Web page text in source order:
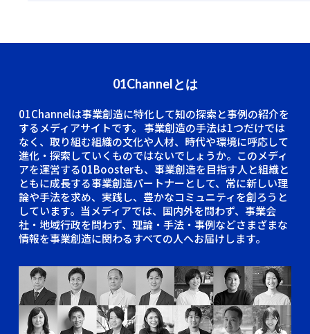
01Channelとは
01Channelは事業創造に特化して知の探索と事例の紹介を
するメディアサイトです。 事業創造の手法は1つだけでは
なく、取り組む組織の文化や人材、時代や環境に呼応して
進化・探索していくものではないでしょうか。このメディ
アを運営する01Boosterも、事業創造を目指す人と組織と
ともに成長する事業創造パートナーとして、常に新しい理
論や手法を求め、実践し、豊かなコミュニティを創ろうと
しています。当メディアでは、国内外を問わず、事業会
社・地域行政を問わず、理論・手法・事例などさまざまな
情報を事業創造に関わるすべての人へお届けします。